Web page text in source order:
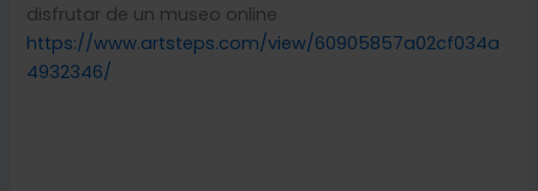
disfrutar de un museo online
https://www.artsteps.com/view/60905857a02cf034a
4932346/